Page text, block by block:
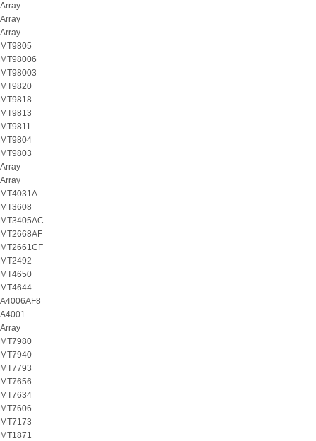
Array
Array
Array
MT9805
MT98006
MT98003
MT9820
MT9818
MT9813
MT9811
MT9804
MT9803
Array
Array
MT4031A
MT3608
MT3405AC
MT2668AF
MT2661CF
MT2492
MT4650
MT4644
A4006AF8
A4001
Array
MT7980
MT7940
MT7793
MT7656
MT7634
MT7606
MT7173
MT1871